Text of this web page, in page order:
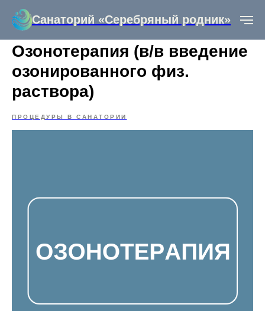
Санаторий «Серебряный родник»
Озонотерапия (в/в введение
озонированного физ.
раствора)
ПРОЦЕДУРЫ В САНАТОРИИ